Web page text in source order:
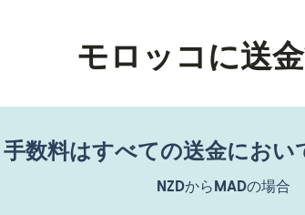
モロッコに送
手数料はすべての送金におい
NZDから MADの場合